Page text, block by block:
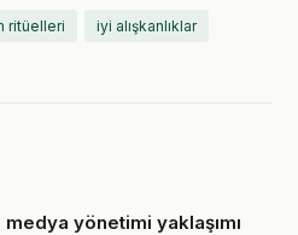
ritüelleri iyi alışkanlıklar
yönetimi yaklaşımı